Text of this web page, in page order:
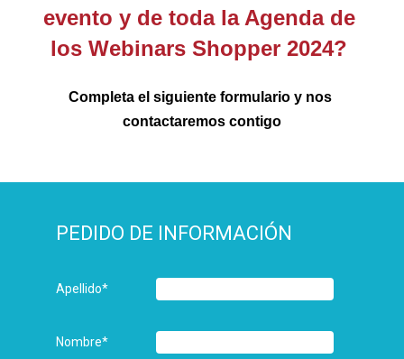
evento y de toda la Agenda de
los Webinars Shopper 2024?
Completa el siguiente formulario y nos
contactaremos contigo
PEDIDO DE INFORMACIÓN
Apellido*
Nombre*